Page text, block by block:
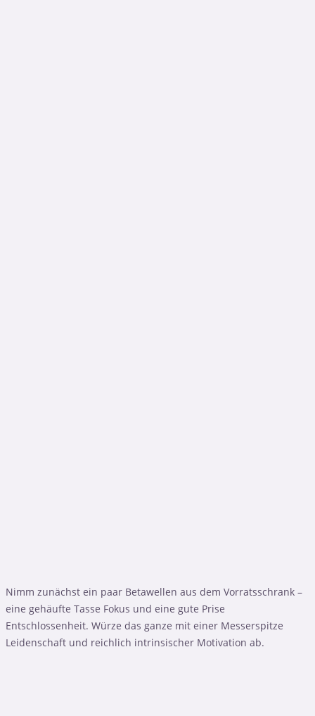
Nimm zunächst ein paar Betawellen aus dem Vorratsschrank –
eine gehäufte Tasse Fokus und eine gute Prise
Entschlossenheit. Würze das ganze mit einer Messerspitze
Leidenschaft und reichlich intrinsischer Motivation ab.